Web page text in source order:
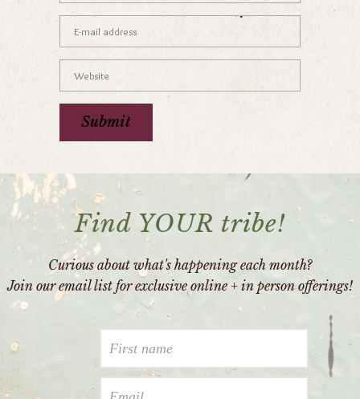
Find YOUR tribe!
Curious about what's happening each month?
Join our email list for exclusive online + in person offerings!